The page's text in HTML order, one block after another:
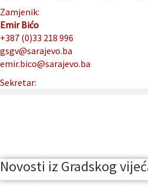
Zamjenik:
Emir Bićo
+387 (0)33 218 996
gsgv@sarajevo.ba
emir.bico@sarajevo.ba
Sekretar:
Novosti iz Gradskog